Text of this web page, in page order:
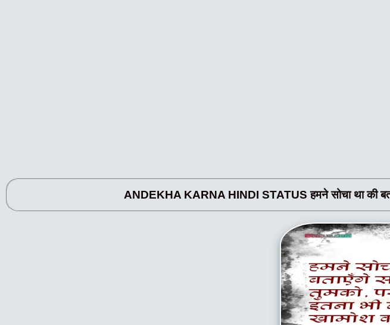
ANDEKHA KARNA HINDI STATUS हमने सोचा था की